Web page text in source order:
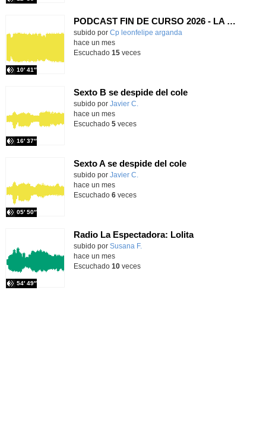
PODCAST FIN DE CURSO 2026 - LA LEONERA
subido por Cp leonfelipe arganda
10′ 41″
hace un mes
Escuchado 15veces
Sexto B se despide del cole
Contenido educativo.
subido por Javier C.
16′ 37″
hace un mes
Escuchado 5veces
Sexto A se despide del cole
Contenido educativo.
subido por Javier C.
05′ 50″
hace un mes
Escuchado 6veces
Radio La Espectadora: Lolita
Contenido educativo.
subido por Susana F.
54′ 49″
hace un mes
Escuchado 10veces